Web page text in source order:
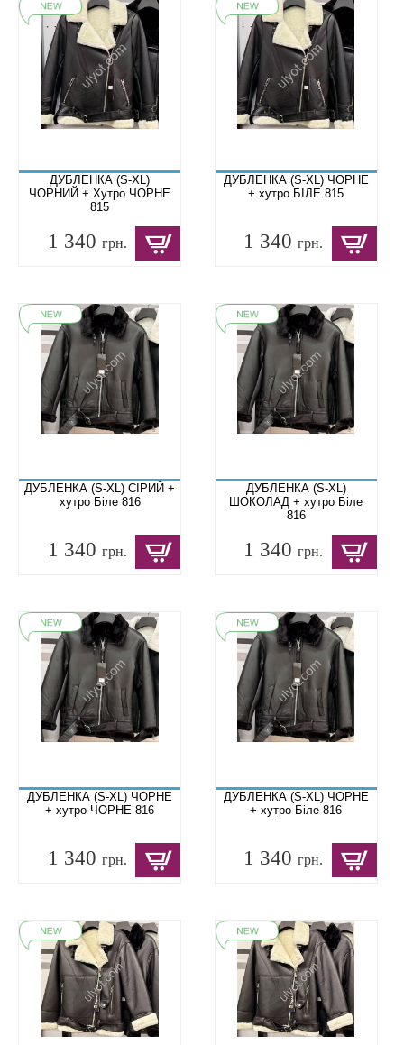
ДУБЛЕНКА (S-XL)
ЧОРНИЙ + Хутро ЧОРНЕ
815
1 340 грн.
ДУБЛЕНКА (S-XL) ЧОРНЕ
+ хутро БІЛЕ 815
1 340грн.
ДУБЛЕНКА (S-XL) СІРИЙ +
хутро Біле 816
1 340 грн.
ДУБЛЕНКА (S-XL)
ШОКОЛАД + хутро Біле
816
1 340грн.
ДУБЛЕНКА (S-XL) ЧОРНЕ
+ хутро ЧОРНЕ 816
1 340 грн.
ДУБЛЕНКА (S-XL) ЧОРНЕ
+ хутро Біле 816
1 340грн.